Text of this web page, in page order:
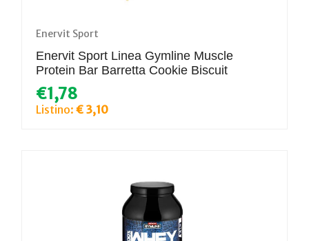
Enervit Sport
Enervit Sport Linea Gymline Muscle
Protein Bar Barretta Cookie Biscuit
€1,78
Listino: € 3,10